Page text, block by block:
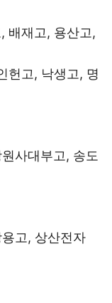
배재고, 용산고,
헌고, 낙생고, 명
사대부고, 송도
고, 상산전자